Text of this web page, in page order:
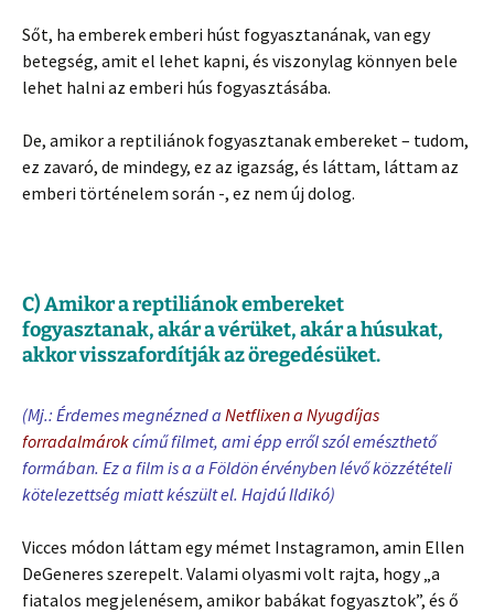
Sőt, ha emberek emberi húst fogyasztanának, van egy
betegség, amit el lehet kapni, és viszonylag könnyen bele
lehet halni az emberi hús fogyasztásába.
De, amikor a reptiliánok fogyasztanak embereket – tudom,
ez zavaró, de mindegy, ez az igazság, és láttam, láttam az
emberi történelem során -, ez nem új dolog.
C) Amikor a reptiliánok embereket
fogyasztanak, akár a vérüket, akár a húsukat,
akkor visszafordítják az öregedésüket.
(Mj.: Érdemes megnézned a Netflixen a Nyugdíjas
forradalmárokcímű filmet, ami épp erről szól emészthető
formában. Ez a film is a a Földön érvényben lévő közzétételi
kötelezettség miatt készült el. Hajdú Ildikó)
Vicces módon láttam egy mémet Instagramon, amin Ellen
DeGeneres szerepelt. Valami olyasmi volt rajta, hogy „a
fiatalos megjelenésem, amikor babákat fogyasztok”, és ő